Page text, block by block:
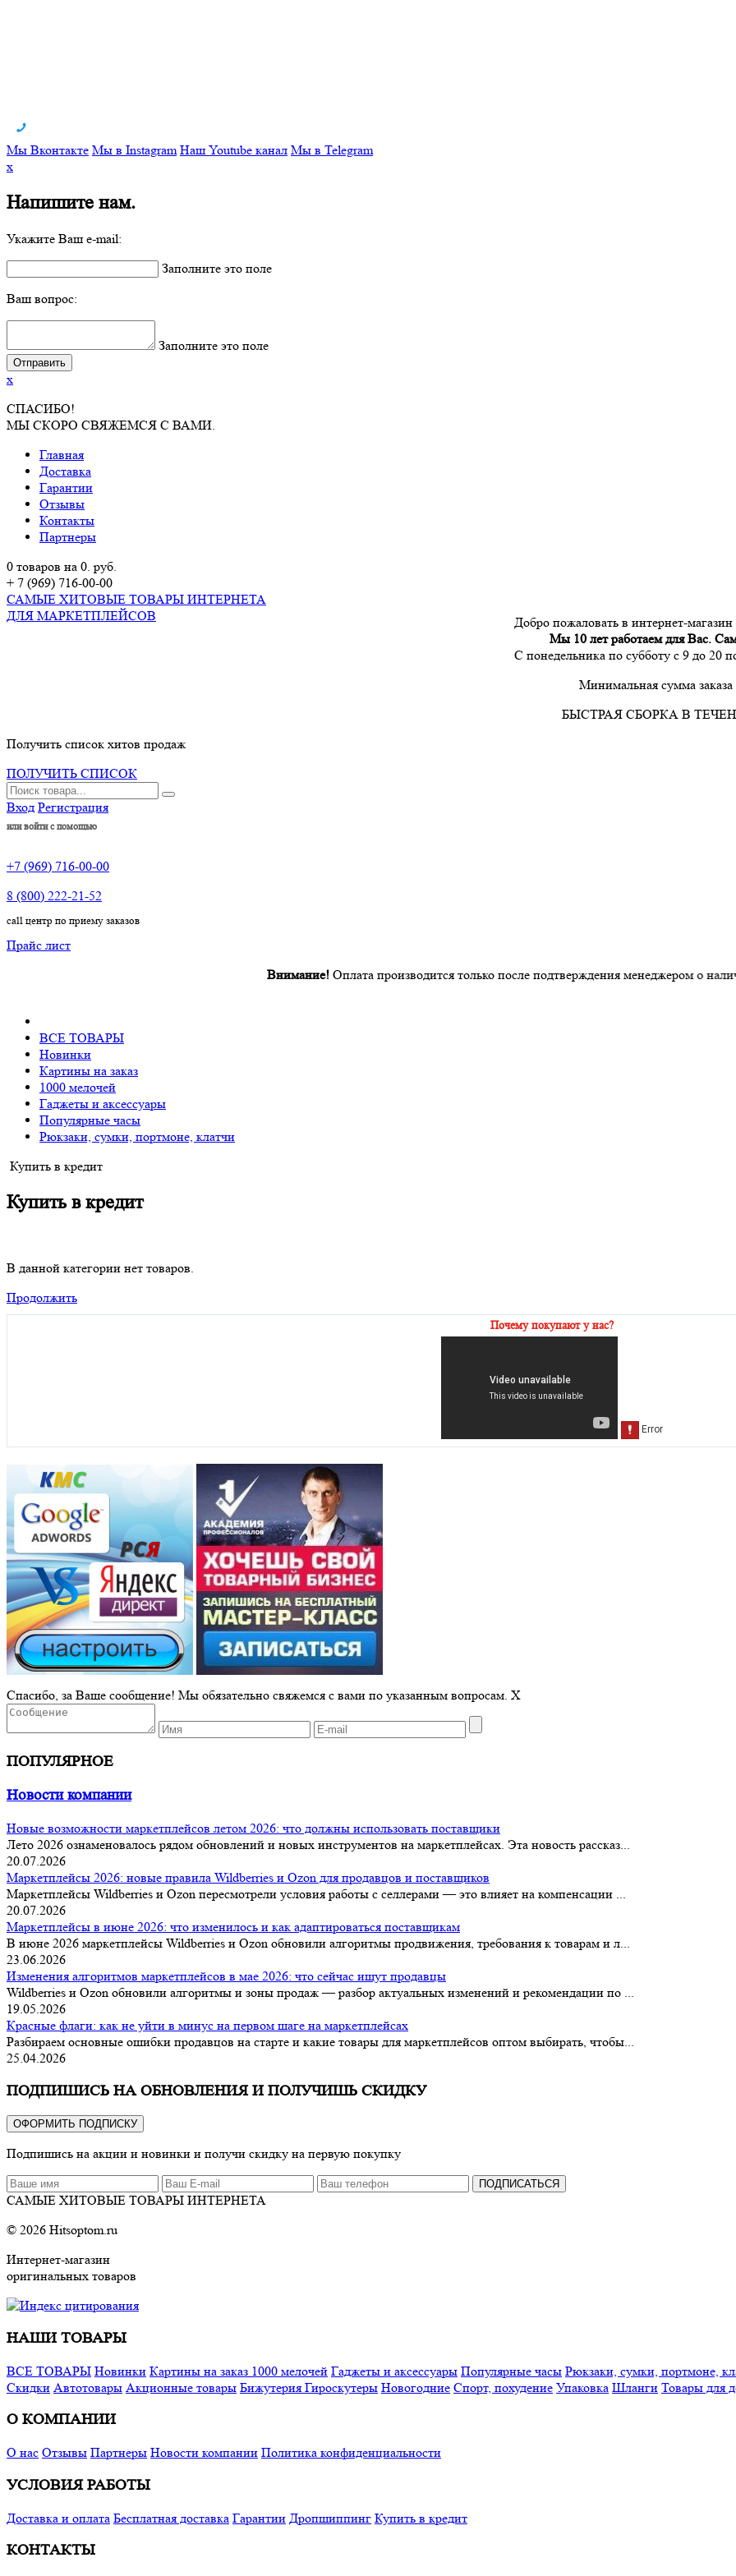
Мы Вконтакте Мы в Instagram Наш Youtube канал Мы в Telegram
x
Напишите нам.
Укажите Ваш e-mail:
Заполните это поле
Ваш вопрос:
Заполните это поле
x
СПАСИБО!
МЫ СКОРО СВЯЖЕМСЯ С ВАМИ.
Главная
Доставка
Гарантии
Отзывы
Контакты
Партнеры
0 товаров на 0. руб.
+ 7 (969) 716-00-00
САМЫЕ ХИТОВЫЕ ТОВАРЫ ИНТЕРНЕТА
ДЛЯ МАРКЕТПЛЕЙСОВ
Добро пожаловать в интернет-
Мы 10 лет работаем для Вас.
С понедельника по субботу с 9 до 20
Минимальная сумма заказа
БЫСТРАЯ СБОРКА В
Получить список хитов продаж
ПОЛУЧИТЬ СПИСОК
Вход Регистрация
или войти с помощью
+7 (969) 716-00-00
8 (800) 222-21-52
call центр по приему заказов
Прайс лист
Внимание!Оплата производится только после подтверждения менеджером о наличии
ВСЕ ТОВАРЫ
Новинки
Картины на заказ
1000 мелочей
Гаджеты и аксессуары
Популярные часы
Рюкзаки, сумки, портмоне, клатчи
Купить в кредит
Купить в кредит
В данной категории нет товаров.
Продолжить
Почему покупают у нас?
Спасибо, за Ваше сообщение! Мы обязательно свяжемся с вами по указанным вопросам. X
ПОПУЛЯРНОЕ
Новости компании
Новые возможности маркетплейсов летом 2026: что должны использовать поставщики
Лето 2026 ознаменовалось рядом обновлений и новых инструментов на маркетплейсах. Эта новость рассказ...
20.07.2026
Маркетплейсы 2026: новые правила Wildberries и Ozon для продавцов и поставщиков
Маркетплейсы Wildberries и Ozon пересмотрели условия работы с селлерами — это влияет на компенсации ...
20.07.2026
Маркетплейсы в июне 2026: что изменилось и как адаптироваться поставщикам
В июне 2026 маркетплейсы Wildberries и Ozon обновили алгоритмы продвижения, требования к товарам и л...
23.06.2026
Изменения алгоритмов маркетплейсов в мае 2026: что сейчас ищут продавцы
Wildberries и Ozon обновили алгоритмы и зоны продаж — разбор актуальных изменений и рекомендации по ...
19.05.2026
Красные флаги: как не уйти в минус на первом шаге на маркетплейсах
Разбираем основные ошибки продавцов на старте и какие товары для маркетплейсов оптом выбирать, чтобы...
25.04.2026
ПОДПИШИСЬ НА ОБНОВЛЕНИЯ И ПОЛУЧИШЬ СКИДКУ
ОФОРМИТЬ ПОДПИСКУ
Подпишись на акции и новинки и получи скидку на первую покупку
ПОДПИСАТЬСЯ
САМЫЕ ХИТОВЫЕ ТОВАРЫ ИНТЕРНЕТА
© 2026 Hitsoptom.ru
Интернет-магазин
оригинальных товаров
НАШИ ТОВАРЫ
ВСЕ ТОВАРЫ Новинки Картины на заказ 1000 мелочей Гаджеты и аксессуары Популярные часы Рюкзаки, сумки, портмоне,
Cкидки Автотовары Акционные товары Бижутерия Гироскутеры Новогодние Спорт, похудение Упаковка Шланги Товары для
О КОМПАНИИ
О нас Отзывы Партнеры Новости компании Политика конфиденциальности
УСЛОВИЯ РАБОТЫ
Доставка и оплата Бесплатная доставка Гарантии Дропшиппинг Купить в кредит
КОНТАКТЫ